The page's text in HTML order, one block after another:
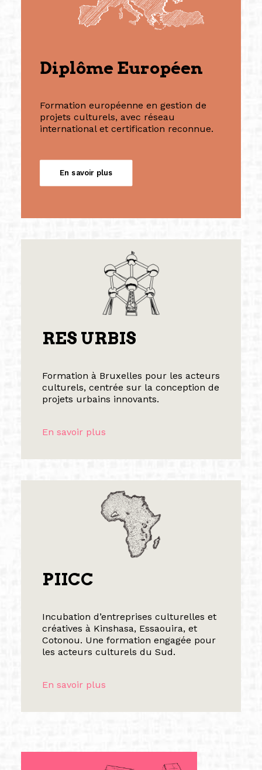
Diplôme Européen
Formation européenne en gestion de
projets culturels, avec réseau
international et certification reconnue.
En savoir plus
RES URBIS
Formation à Bruxelles pour les acteurs
culturels, centrée sur la conception de
projets urbains innovants.
En savoir plus
PIICC
Incubation d’entreprises culturelles et
créatives à Kinshasa, Essaouira, et
Cotonou. Une formation engagée pour
les acteurs culturels du Sud.
En savoir plus